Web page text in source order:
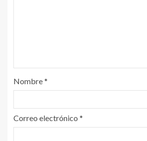
Nombre*
Correo electrónico *